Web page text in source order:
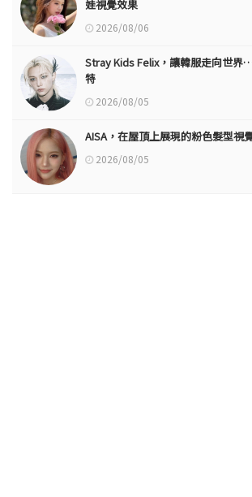
娃視覺效果
2026/08/06
Stray Kids Felix，讓韓服走向世
特
2026/08/05
AISA，在屋頂上展現的粉色髮型
2026/08/05